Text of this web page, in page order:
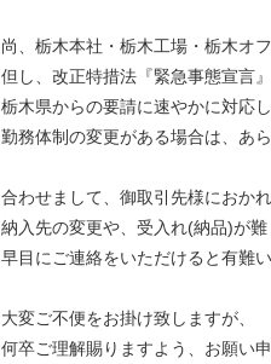
尚、栃木本社・栃木工場・栃木オ
但し、改正特措法『緊急事態宣言
栃木県からの要請に速やかに対応
勤務体制の変更がある場合は、あ
合わせまして、御取引先様におか
納入先の変更や、受入れ(納品)が
早目にご連絡をいただけると有難
大変ご不便をお掛け致しますが、
何卒ご理解賜りますよう、お願い